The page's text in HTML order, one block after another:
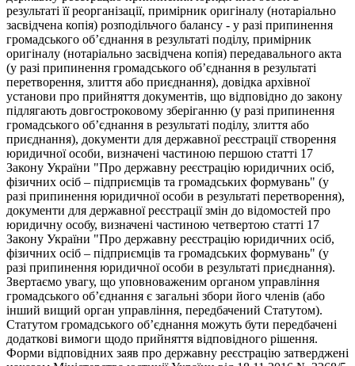
результаті її реорганізації, примірник оригіналу (нотаріально
засвідчена копія) розподільчого балансу - у разі припинення
громадського об’єднання в результаті поділу, примірник
оригіналу (нотаріально засвідчена копія) передавального акта
(у разі припинення громадського об’єднання в результаті
перетворення, злиття або приєднання), довідка архівної
установи про прийняття документів, що відповідно до закону
підлягають довгостроковому зберіганню (у разі припинення
громадського об’єднання в результаті поділу, злиття або
приєднання), документи для державної реєстрації створення
юридичної особи, визначені частиною першою статті 17
Закону України "Про державну реєстрацію юридичних осіб,
фізичних осіб – підприємців та громадських формувань" (у
разі припинення юридичної особи в результаті перетворення),
документи для державної реєстрації змін до відомостей про
юридичну особу, визначені частиною четвертою статті 17
Закону України "Про державну реєстрацію юридичних осіб,
фізичних осіб – підприємців та громадських формувань" (у
разі припинення юридичної особи в результаті приєднання).
Звертаємо увагу, що уповноваженим органом управління
громадського об’єднання є загальні збори його членів (або
інший вищий орган управління, передбачений Статутом).
Статутом громадського об’єднання можуть бути передбачені
додаткові вимоги щодо прийняття відповідного рішення.
Форми відповідних заяв про державну реєстрацію затверджені